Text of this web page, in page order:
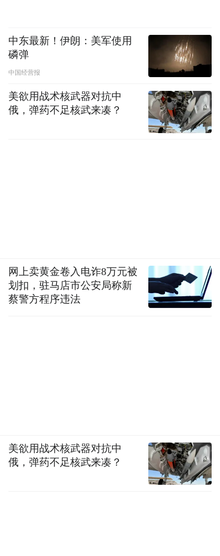
中东最新！伊朗：美军使用
磷弹
中国经营报
美欲用战术核武器对抗中
俄，弹药不足核武来凑？
网上卖黄金卷入电诈8万元被
划扣，驻马店市公安局称新
蔡警方程序违法
美欲用战术核武器对抗中
俄，弹药不足核武来凑？